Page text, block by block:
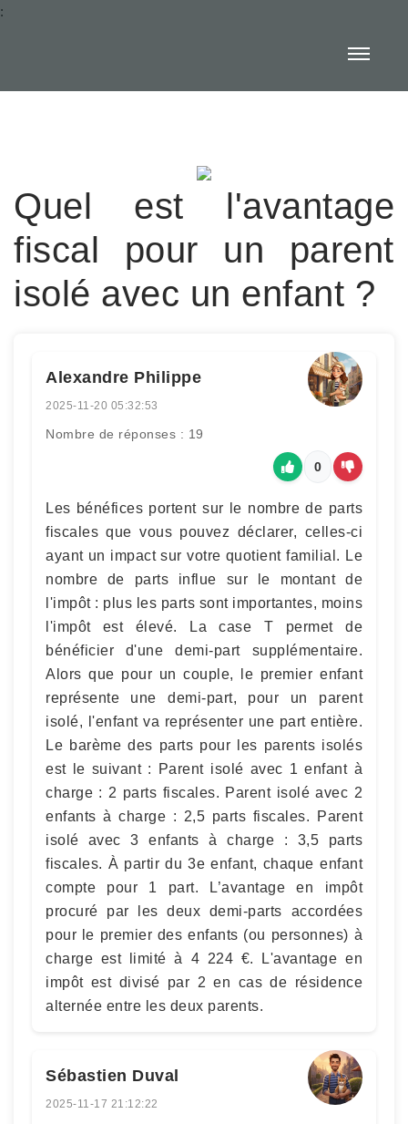
:
Quel est l'avantage
fiscal pour un parent
isolé avec un enfant ?
Alexandre Philippe
2025-11-20 05:32:53
Nombre de réponses : 19
0
Les bénéfices portent sur le nombre de parts
fiscales que vous pouvez déclarer, celles-ci
ayant un impact sur votre quotient familial. Le
nombre de parts influe sur le montant de
l'impôt : plus les parts sont importantes, moins
l'impôt est élevé. La case T permet de
bénéficier d'une demi-part supplémentaire.
Alors que pour un couple, le premier enfant
représente une demi-part, pour un parent
isolé, l'enfant va représenter une part entière.
Le barème des parts pour les parents isolés
est le suivant : Parent isolé avec 1 enfant à
charge : 2 parts fiscales. Parent isolé avec 2
enfants à charge : 2,5 parts fiscales. Parent
isolé avec 3 enfants à charge : 3,5 parts
fiscales. À partir du 3e enfant, chaque enfant
compte pour 1 part. L’avantage en impôt
procuré par les deux demi-parts accordées
pour le premier des enfants (ou personnes) à
charge est limité à 4 224 €. L'avantage en
impôt est divisé par 2 en cas de résidence
alternée entre les deux parents.
Sébastien Duval
2025-11-17 21:12:22